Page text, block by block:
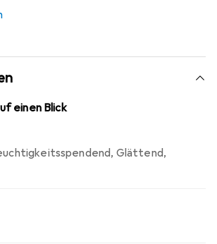
auf der Hautoberfläche und nährt die
an der Hornschicht; niedrig – dringt
spendet Feuchtigkeit und repariert
einen Blick
, Glättend,